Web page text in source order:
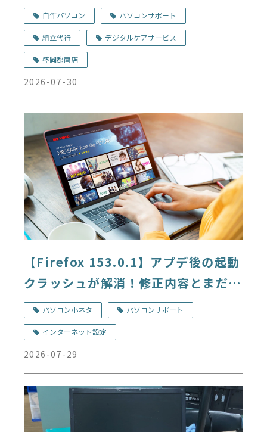
代行事例｜デジタルドック盛岡都南店
自作パソコン パソコンサポート
組立代行 デジタルケアサービス
盛岡都南店
2026-07-30
【Firefox 153.0.1】アプデ後の起動
クラッシュが解消！修正内容とまだ起
動しない場合の対処法
パソコン小ネタ パソコンサポート
インターネット設定
2026-07-29